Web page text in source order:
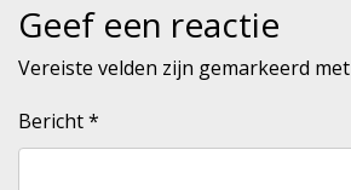
Geef een reactie
Vereiste velden zijn gemarkeerd met
Bericht*